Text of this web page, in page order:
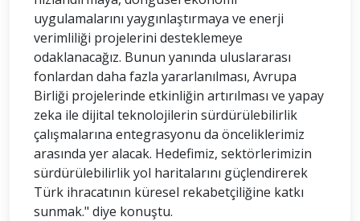
uygulamalarını yaygınlaştırmaya ve enerji
verimliliği projelerini desteklemeye
odaklanacağız. Bunun yanında uluslararası
fonlardan daha fazla yararlanılması, Avrupa
Birliği projelerinde etkinliğin artırılması ve yapay
zeka ile dijital teknolojilerin sürdürülebilirlik
çalışmalarına entegrasyonu da önceliklerimiz
arasında yer alacak. Hedefimiz, sektörlerimizin
sürdürülebilirlik yol haritalarını güçlendirerek
Türk ihracatının küresel rekabetçiliğine katkı
sunmak." diye konuştu.